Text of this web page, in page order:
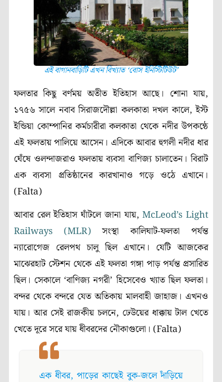
এই বাগানবাড়িটি এখন বিখ্যাত ‘বোস ইনিস্টিটিউট’
ফলতার কিছু বর্ণময় অতীত ইতিহাস আছে। শোনা যায়,
১৭৫৬ সালে নবাব সিরাজদৌল্লা কলকাতা দখল কালে, ইস্ট
ইন্ডিয়া কোম্পানির কর্মচারীরা কলকাতা থেকে নদীর উপকন্ঠে
এই ফলতায় পালিয়ে আসেন। এদিকে আবার হুগলী নদীর ধার
ঘেঁষে ওলন্দাজরাও ফলতায় ব্যবসা বাণিজ্য চালাতেন। বিরাট
এক ব্যবসা প্রতিষ্ঠানের কারখানাও গড়ে ওঠে এখানে।
(Falta)
আবার রেল ইতিহাস ঘাঁটলে জানা যায়, McLeod’s Light
Railways (MLR)সংস্থা কালিঘাট-ফলতা পর্যন্ত
ন্যারোগেজ রেলপথ চালু ছিল এখানে। যেটি আজকের
মাঝেরহাট স্টেশন থেকে এই ফলতা গঙ্গা পাড় পর্যন্ত প্রসারিত
ছিল। সেকালে ‘বাণিজ্য নগরী’ হিসেবেও খ্যাত ছিল ফলতা।
বন্দর থেকে বন্দরে যেত অতিকায় মালবাহী জাহাজ। এখনও
যায়। আর সেই রাজকীয় চলনে, ঢেউয়ের ধাক্কায় টাল খেতে
খেতে দূরে সরে যায় ধীবরদের নৌকাগুলো। (Falta)
এক ধীবর, পাড়ের কাছেই বুক-জলে দাঁড়িয়ে